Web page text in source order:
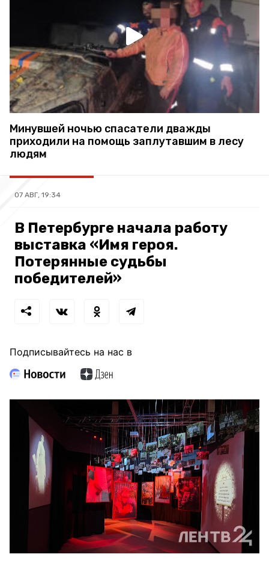
Минувшей ночью спасатели дважды
приходили на помощь заплутавшим в лесу
людям
07 АВГ, 19:34
В Петербурге начала работу
выставка «Имя героя.
Потерянные судьбы
победителей»
Подписывайтесь на нас в